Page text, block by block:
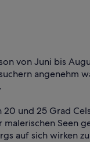
von Juni bis
angenehm
und 25 Grad
Seen
auf sich wirken zu